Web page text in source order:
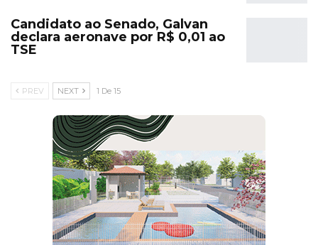
Candidato ao Senado, Galvan
declara aeronave por R$ 0,01 ao
TSE
PREV NEXT 1 De 15